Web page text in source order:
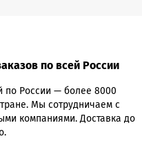
по всей России
по России — более 8000
Мы сотрудничаем с
компаниями. Доставка до